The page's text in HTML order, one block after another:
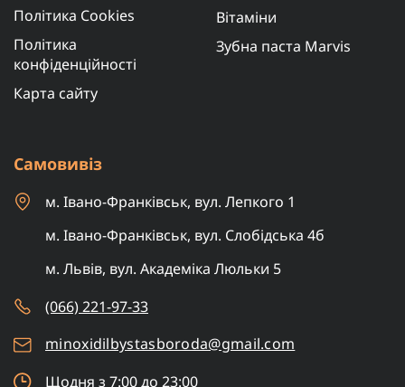
Політика Cookies
Політика
конфіденційності
Карта сайту
Вітаміни
Зубна паста Marvis
Самовивіз
м. Івано-Франківськ, вул. Лепкого 1
м. Івано-Франківськ, вул. Слобідська 4б
м. Львів, вул. Академіка Люльки 5
(066) 221-97-33
minoxidilbystasboroda@gmail.com
Щодня з 7:00 до 23:00